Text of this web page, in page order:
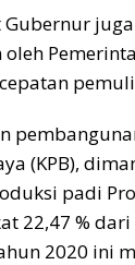
Gubernur
(KPB),
padi
22,47 %
2020 ini